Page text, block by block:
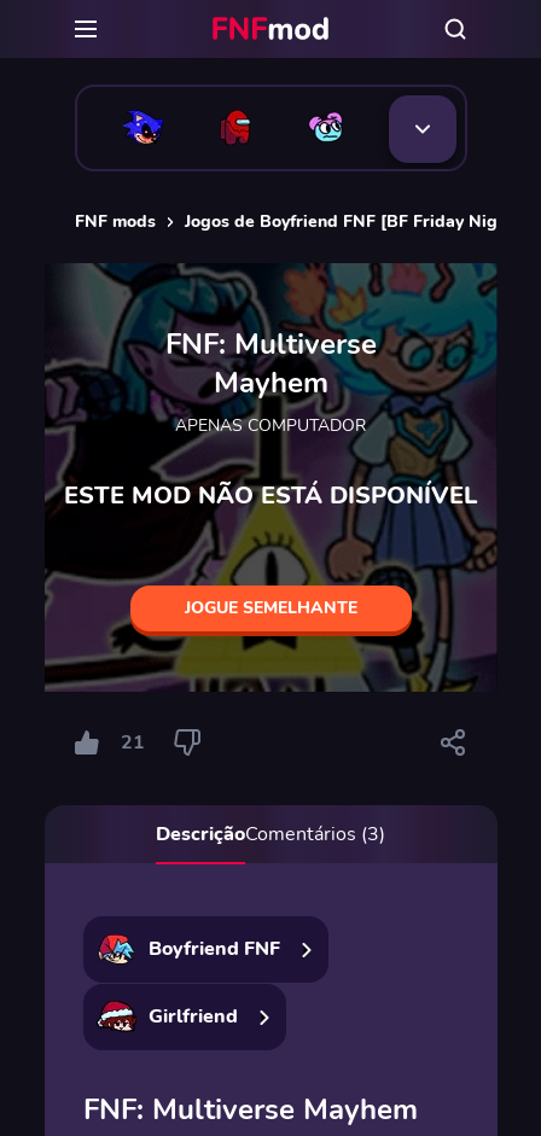
FNF mods Jogos de Boyfriend FNF [BF Friday Night
FNF: Multiverse
Mayhem
APENAS COMPUTADOR
ESTE MOD NÃO ESTÁ DISPONÍVEL
JOGUE SEMELHANTE
21
DescriçãoComentários (3)
Boyfriend FNF
Girlfriend
FNF: Multiverse Mayhem